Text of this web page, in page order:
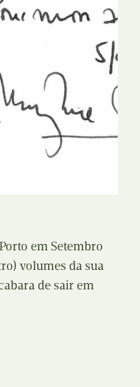
em Setembro
volumes da sua
de sair em